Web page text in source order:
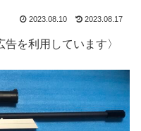
2023.08.10 2023.08.17
告を利用しています〉